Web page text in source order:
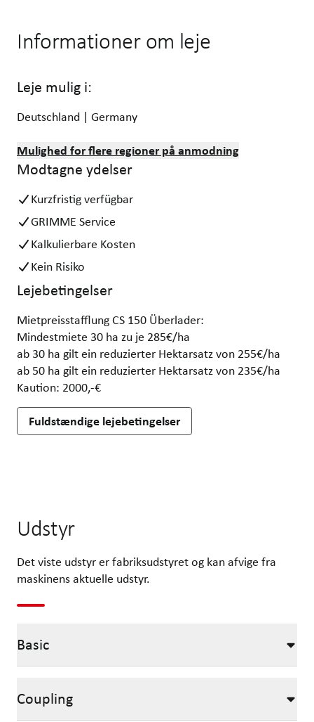
Informationer om leje
Leje mulig i:
Deutschland | Germany
Mulighed for flere regioner på anmodning
Modtagne ydelser
Kurzfristig verfügbar
GRIMME Service
Kalkulierbare Kosten
Kein Risiko
Lejebetingelser
Mietpreisstafflung CS 150 Überlader:
Mindestmiete 30 ha zu je 285€/ha
ab 30 ha gilt ein reduzierter Hektarsatz von 255€/ha
ab 50 ha gilt ein reduzierter Hektarsatz von 235€/ha
Kaution: 2000,-€
Fuldstændige lejebetingelser
Udstyr
Det viste udstyr er fabriksudstyret og kan afvige fra
maskinens aktuelle udstyr.
Basic
Coupling